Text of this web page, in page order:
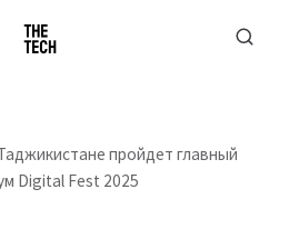
пройдет главный
Digital Fest 2025